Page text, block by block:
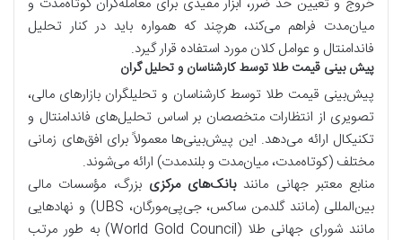
میان‌مدت فراهم می‌کند، هرچند که همواره باید در کنار تحلیل
فاندامنتال و عوامل کلان مورد استفاده قرار گیرد.
پیش بینی قیمت طلا توسط کارشناسان و تحلیل گران
پیش‌بینی قیمت طلا توسط کارشناسان و تحلیلگران بازارهای مالی،
تصویری از انتظارات متخصصان بر اساس تحلیل‌های فاندامنتال و
تکنیکال ارائه می‌دهد. این پیش‌بینی‌ها معمولاً برای افق‌های زمانی
مختلف (کوتاه‌مدت، میان‌مدت و بلندمدت) ارائه می‌شوند.
منابع معتبر جهانی مانند بانک‌های مرکزی بزرگ، مؤسسات مالی
بین‌المللی (مانند گلدمن ساکس، جی‌پی‌مورگان، UBS) و نهادهایی
مانند شورای جهانی طلا (World Gold Council) به طور مرتب